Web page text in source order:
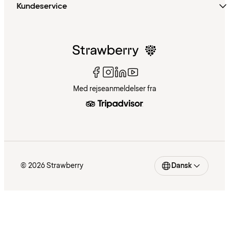
Kundeservice
Med rejseanmeldelser fra
© 2026 Strawberry Dansk